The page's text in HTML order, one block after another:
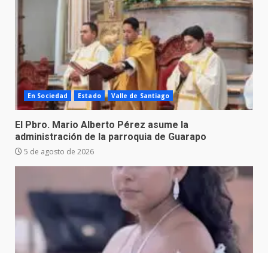
En Sociedad Estado Valle de Santiago
El Pbro. Mario Alberto Pérez asume la
administración de la parroquia de Guarapo
5 de agosto de 2026